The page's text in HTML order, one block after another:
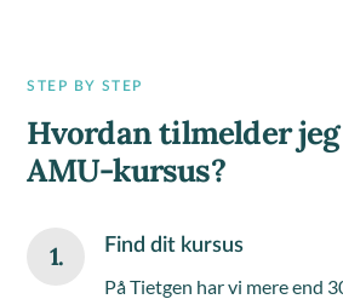
STEP BY STEP
Hvordan tilmelder
AMU-kursus?
1. Find dit kursus
På Tietgen har vi mere end